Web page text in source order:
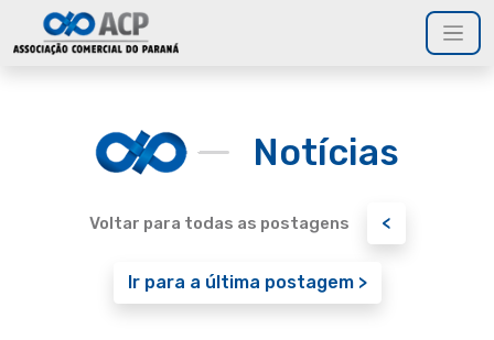
Notícias
Voltar para todas as postagens <
Ir para a última postagem >